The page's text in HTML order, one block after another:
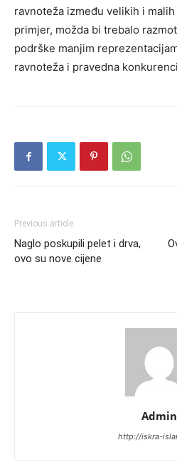
ravnoteža između velikih i
primjer, možda bi trebalo
podrške manjim
ravnoteža i pravedna
Previous article
Naglo poskupili pelet i drva,
ovo su nove cijene
Admin
http://iskra-